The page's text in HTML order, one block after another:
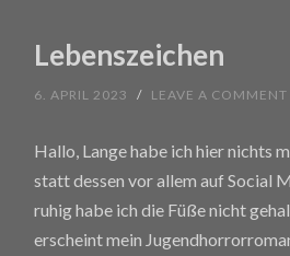
Lebenszeichen
6. APRIL 2023 / LEAVE A COMMENT
Hallo, Lange habe ich hier nichts
statt dessen vor allem auf Social
ruhig habe ich die Füße nicht
erscheint mein